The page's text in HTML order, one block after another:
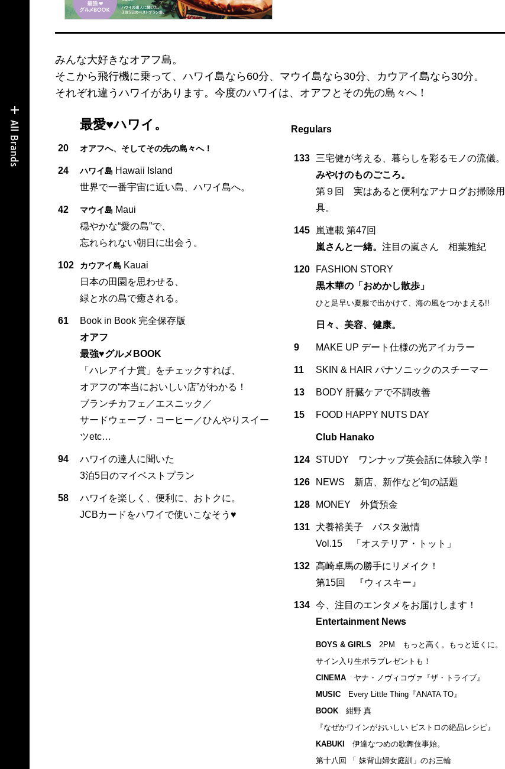
みんな大好きなオアフ島。
そこから飛行機に乗って、ハワイ島なら60分、マウイ島なら30分、カウアイ島なら30分。
それぞれ違うハワイがあります。今度のハワイは、オアフとその先の島々へ！
最愛♥ハワイ。
20 オアフへ、そしてその先の島々へ！
24 ハワイ島 Hawaii Island
世界で一番宇宙に近い島、ハワイ島へ。
42 マウイ島 Maui
穏やかな“愛の島”で、
忘れられない朝日に出会う。
102 カウアイ島 Kauai
日本の田園を思わせる、
緑と水の島で癒される。
61
Book in Book 完全保存版
オアフ
最強♥グルメBOOK
「ハレアイナ賞」をチェックすれば、
オアフの“本当においしい店”がわかる！
ブランチカフェ／エスニック／
サードウェーブ・コーヒー／ひんやりスイー
ツetc…
94
ハワイの達人に聞いた
3泊5日のマイベストプラン
58
ハワイを楽しく、便利に、おトクに。
JCBカードをハワイで使いこなそう♥
Regulars
133
三宅健が考える、暮らしを彩るモノの流儀。
みやけのものごころ。
第９回 実はあると便利なアナログお掃除用
具。
145
嵐連載 第47回
嵐さんと一緒。 注目の嵐さん 相葉雅紀
120
FASHION STORY
黒木華の「おめかし散歩」
ひと足早い夏服で出かけて、海の風をつかまえる!!
日々、美容、健康。
9 MAKE UP デート仕様の光アイカラー
11 SKIN & HAIR パナソニックのスチーマー
13 BODY 肝臓ケアで不調改善
15 FOOD HAPPY NUTS DAY
Club Hanako
124 STUDY ワンナップ英会話に体験入学！
126 NEWS 新店、新作など旬の話題
128 MONEY 外貨預金
131
犬養裕美子 パスタ激情
Vol.15 「オステリア・トット」
132 高崎卓馬の勝手にリメイク！
第15回 『ウィスキー』
134 今、注目のエンタメをお届けします！
Entertainment News
BOYS & GIRLS 2PM もっと高く。もっと近くに。
サイン入り生ポラプレゼントも！
CINEMAヤナ・ノヴィコヴァ『ザ・トライブ』
MUSICEvery Little Thing『ANATA TO』
BOOK紺野 真
『なぜかワインがおいしい ビストロの絶品レシピ』
KABUKI
伊達なつめの歌舞伎事始。
第十八回 「 妹背山婦女庭訓」のお三輪